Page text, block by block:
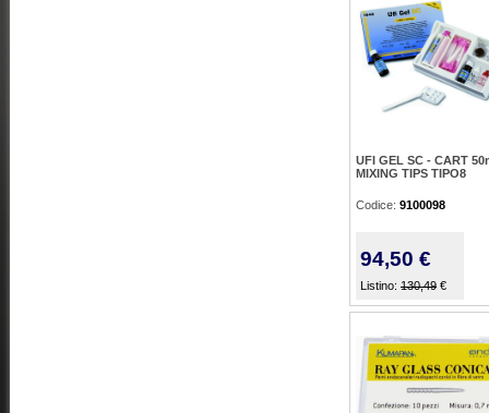
UFI GEL SC - CART
MIXING TIPS TIPO8
Codice: 9100098
94,50 €
Listino: 130,49 €